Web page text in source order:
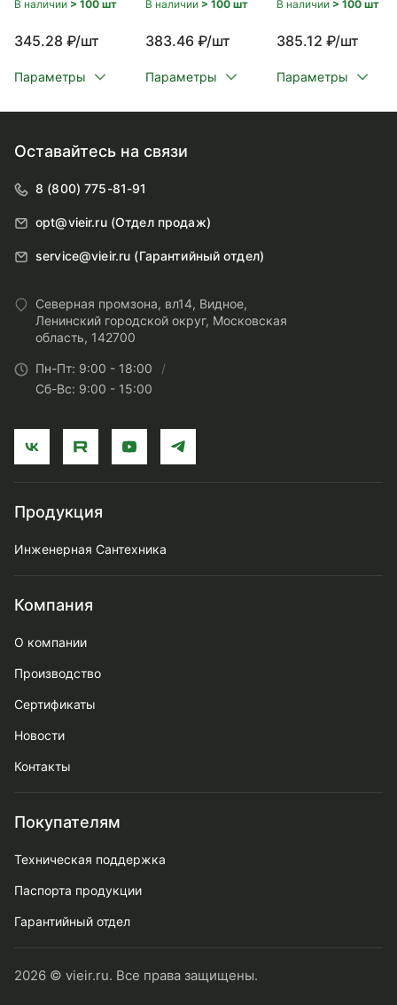
В наличии > 100 шт
345.28 ₽/шт
Параметры
В наличии > 100 шт
383.46 ₽/шт
Параметры
В наличии > 100 шт
385.12 ₽/шт
Параметры
Оставайтесь на связи
8 (800) 775-81-91
opt@vieir.ru (Отдел продаж)
service@vieir.ru (Гарантийный отдел)
Северная промзона, вл14, Видное,
Ленинский городской округ, Московская
область, 142700
Пн-Пт: 9:00 - 18:00
Сб-Вс: 9:00 - 15:00
Продукция
Инженерная Сантехника
Компания
О компании
Производство
Сертификаты
Новости
Контакты
Покупателям
Техническая поддержка
Паспорта продукции
Гарантийный отдел
2026 © vieir.ru. Все права защищены.